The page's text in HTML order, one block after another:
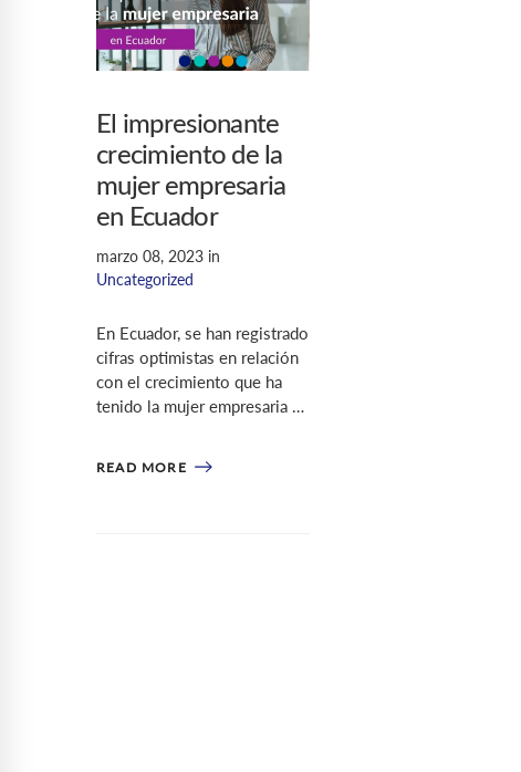
El impresionante
crecimiento de la
mujer empresaria
en Ecuador
marzo 08, 2023 in
Uncategorized
En Ecuador, se han registrado
cifras optimistas en relación
con el crecimiento que ha
tenido la mujer empresaria …
READ MORE